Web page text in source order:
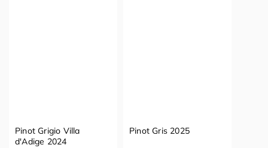
Pinot Grigio Villa
d'Adige 2024
Pinot Gris 2025